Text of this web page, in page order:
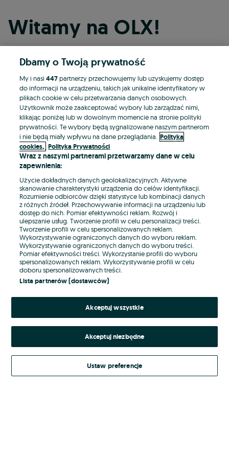
Witamy na OLX!
Kontynuuj przez Facebooka
Kontynuuj przez konto Apple
Kontynuuj przez konto Google
LUB
E-mail
Hasło
Nie pamiętasz hasła?
Zaloguj się
Kontynuując za pośrednictwem jednego z dostawców wskazanych powyżej,
Regulamin serwisuOLX.pl w jego aktualnym brzmieniu.
Dbamy o Twoją prywatność
My i nasi447partnerzy przechowujemy lub uzyskujemy dostęp
do informacji na urządzeniu, takich jak unikalne identyfikatory w
plikach cookie w celu przetwarzania danych osobowych.
Użytkownik może zaakceptować wybory lub zarządzać nimi,
klikając poniżej lub w dowolnym momencie na stronie polityki
prywatności. Te wybory będą sygnalizowane naszym partnerom
i nie będą miały wpływu na dane przeglądania. Polityka
cookies, Polityka Prywatności
Wraz z naszymi partnerami przetwarzamy dane w celu
zapewnienia:
Użycie dokładnych danych geolokalizacyjnych. Aktywne
skanowanie charakterystyki urządzenia do celów identyfikacji.
Rozumienie odbiorców dzięki statystyce lub kombinacji danych
z różnych źródeł. Przechowywanie informacji na urządzeniu lub
dostęp do nich. Pomiar efektywności reklam. Rozwój i
ulepszanie usług. Tworzenie profili w celu personalizacji treści.
Tworzenie profili w celu spersonalizowanych reklam.
Wykorzystywanie ograniczonych danych do wyboru reklam.
Wykorzystywanie ograniczonych danych do wyboru treści.
Pomiar efektywności treści. Wykorzystanie profili do wyboru
spersonalizowanych reklam. Wykorzystywanie profili w celu
doboru spersonalizowanych treści.
Lista partnerów (dostawców)
Akceptuj wszystkie
Akceptuj niezbędne
Ustaw preferencje